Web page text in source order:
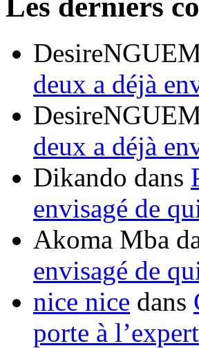
deux a déjà
deux a déjà
Dikando dans
envisagé de
Akoma Mba
envisagé de
nice nice dans
porte à